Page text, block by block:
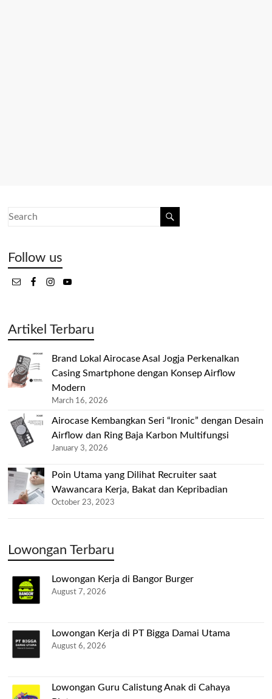
Follow us
Artikel Terbaru
Brand Lokal Airocase Asal Jogja Perkenalkan
Casing Smartphone dengan Konsep Airflow
Modern
March 16, 2026
Airocase Kembangkan Seri “Ironic” dengan Desain
Airflow dan Ring Baja Karbon Multifungsi
January 3, 2026
Poin Utama yang Dilihat Recruiter saat
Wawancara Kerja, Bakat dan Kepribadian
October 23, 2023
Lowongan Terbaru
Lowongan Kerja di Bangor Burger
August 7, 2026
Lowongan Kerja di PT Bigga Damai Utama
August 6, 2026
Lowongan Guru Calistung Anak di Cahaya